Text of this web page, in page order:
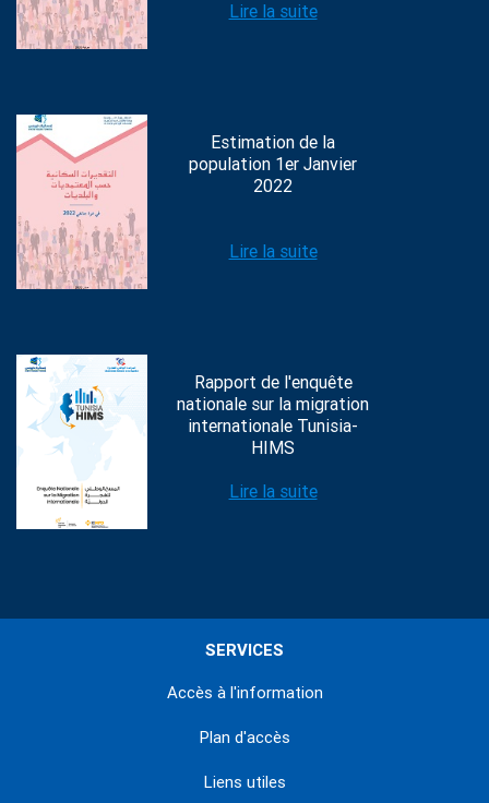
Lire la suite
Estimation de la
population 1er Janvier
2022
Lire la suite
Rapport de l'enquête
nationale sur la migration
internationale Tunisia-
HIMS
Lire la suite
SERVICES
Accès à l'information
Plan d'accès
Liens utiles